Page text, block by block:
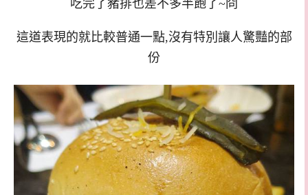
吃完了豬排也差不多半飽了~冏
這道表現的就比較普通一點,沒有特別讓人驚豔的部
份